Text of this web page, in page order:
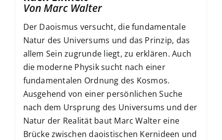
Von Marc Walter
Der Daoismus versucht, die fundamentale
Natur des Universums und das Prinzip, das
allem Sein zugrunde liegt, zu erklären. Auch
die moderne Physik sucht nach einer
fundamentalen Ordnung des Kosmos.
Ausgehend von einer persönlichen Suche
nach dem Ursprung des Universums und der
Natur der Realität baut Marc Walter eine
Brücke zwischen daoistischen Kernideen und